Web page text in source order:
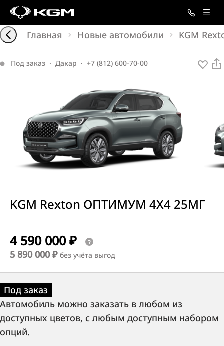
Главная Новые автомобили KGM
Под заказ · Дакар · +7 (812) 600-70-00
KGM Rexton ОПТИМУМ 4X4 25МГ
4 590 000 ₽
5 890 000 ₽ без учёта выгод
Под заказ
Автомобиль можно заказать в любом из
доступных цветов, с любым доступным набором
опций.